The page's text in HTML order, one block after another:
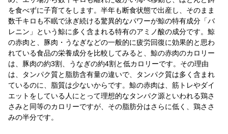
を食べずに子育てをします。半年も断食状態で出産し、そのまま
数千キロも不眠で泳ぎ続ける驚異的なパワーが鯨の特有成分「バ
レニン」という鯨に多く含まれる特有のアミノ酸の成分です。鯨
の赤肉と、豚肉・うなぎなどの一般的に疲労回復に効果的と思わ
れている食品の栄養成分を比較してみると、鯨の赤肉のカロリー
は、豚肉の約3割、うなぎの約4割と低カロリーです。その理由
は、タンパク質と脂肪含有量の違いで、タンパク質は多く含まれ
ているのに、脂質は少ないからです。鯨の赤肉は、筋トレやダイ
エットをしている人にとって理想的なタンパク源といわれる鶏さ
さみと同等のカロリーですが、その脂肪分はさらに低く、鶏ささ
みの半分です。